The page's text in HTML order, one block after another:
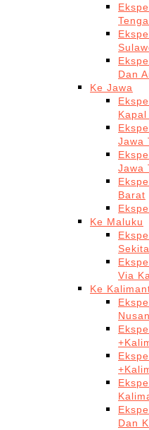
Dan
Ke Jawa
Jawa
Jawa
Barat
Ke Maluku
Via
Ke
Dan